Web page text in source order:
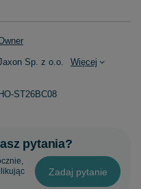
Sp. z o.o. Więcej
HO-ST26BC08
pytania?
Zadaj pytanie